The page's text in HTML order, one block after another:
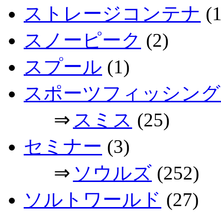
ストレージコンテナ
スノーピーク (2)
スプール (1)
スポーツフィッシン
⇒ スミス (25)
セミナー (3)
⇒ ソウルズ(252)
ソルトワールド (27)